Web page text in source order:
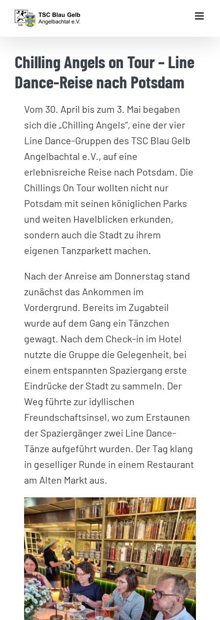
Zum
Inhalt
Chilling Angels on Tour – Line
Dance-Reise nach Potsdam
Vom 30. April bis zum 3. Mai begaben
sich die „Chilling Angels“, eine der vier
Line Dance-Gruppen des TSC Blau Gelb
Angelbachtal e.V., auf eine
erlebnisreiche Reise nach Potsdam. Die
Chillings On Tour wollten nicht nur
Potsdam mit seinen königlichen Parks
und weiten Havelblicken erkunden,
sondern auch die Stadt zu ihrem
eigenen Tanzparkett machen.
Nach der Anreise am Donnerstag stand
zunächst das Ankommen im
Vordergrund. Bereits im Zugabteil
wurde auf dem Gang ein Tänzchen
gewagt. Nach dem Check-in im Hotel
nutzte die Gruppe die Gelegenheit, bei
einem entspannten Spaziergang erste
Eindrücke der Stadt zu sammeln. Der
Weg führte zur idyllischen
Freundschaftsinsel, wo zum Erstaunen
der Spaziergänger zwei Line Dance-
Tänze aufgeführt wurden. Der Tag klang
in geselliger Runde in einem Restaurant
am Alten Markt aus.